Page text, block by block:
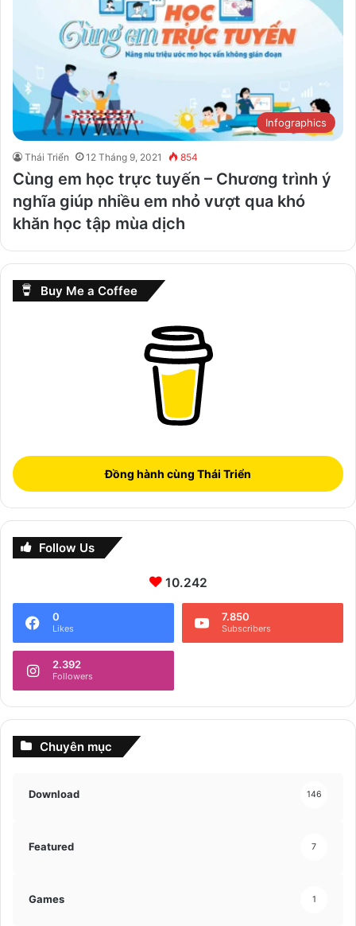
Infographics
Thái Triển 12 Tháng 9, 2021 854
Cùng em học trực tuyến – Chương trình ý
nghĩa giúp nhiều em nhỏ vượt qua khó
khăn học tập mùa dịch
Buy Me a Coffee
Đồng hành cùng Thái Triển
Follow Us
10.242
0
Likes
7.850
Subscribers
2.392
Followers
Chuyên mục
Download 146
Featured 7
Games 1